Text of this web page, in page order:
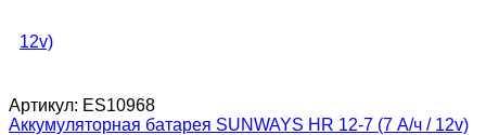
Артикул: ES10968
Аккумуляторная батарея SUNWAYS HR 12-7 (7 А/ч / 12v)